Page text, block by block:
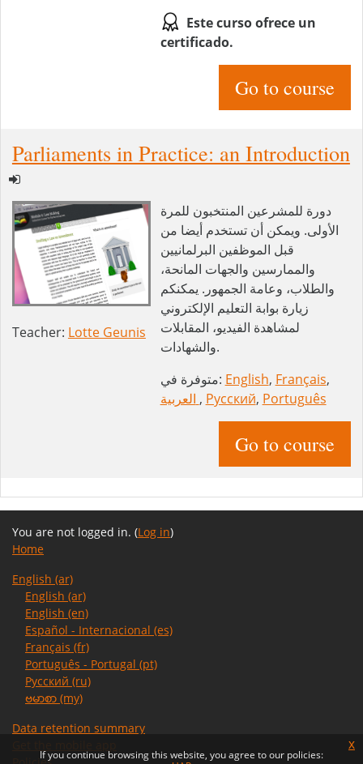
Este curso ofrece un
certificado.
Go to course
Parliaments in Practice: an Introduction
دورة للمشرعين المنتخبون للمرة
الأولى. ويمكن أن تستخدم أيضا من
قبل الموظفين البرلمانيين
والممارسين والجهات المانحة،
والطلاب، وعامة الجمهور. يمكنكم
زيارة بوابة التعليم الإلكتروني
لمشاهدة الفيديو، المقابلات
والشهادات.
متوفرة في: English, Français,
, Русский, Português
Go to course
Teacher: Lotte Geunis
You are not logged in. (Log in)
Home
English ‎(ar)‎
English ‎(ar)‎
English ‎(en)‎
Español - Internacional ‎(es)‎
Français ‎(fr)‎
Português - Portugal ‎(pt)‎
Русский ‎(ru)‎
ဗမာစာ ‎(my)‎
Data retention summary
If you continue browsing this website, you agree to our policies:
x